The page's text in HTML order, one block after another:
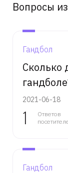
Вопросы
Гандбол
Сколько
2021-06-18
1
Ответов
Гандбол